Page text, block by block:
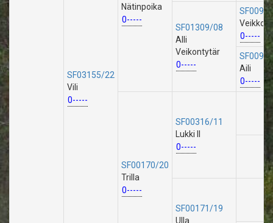
SF03155/22
Vili
0-----
Nätinpoika
0-----
SF01309/08
Alli
Veikontytär
0-----
Veikko
0-----
Aili
0-----
SF00170/20
Trilla
0-----
SF00316/11
Lukki II
0-----
SF00171/19
Ulla